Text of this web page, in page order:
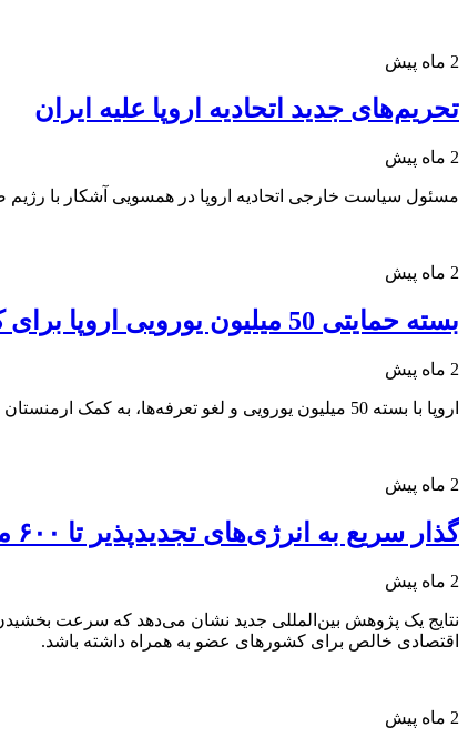
2 ماه پیش
تحریم‌های جدید اتحادیه اروپا علیه ایران
2 ماه پیش
مسئول سیاست خارجی اتحادیه اروپا در همسویی آشکار با رژیم
2 ماه پیش
بسته حمایتی 50 میلیون یورویی اروپا برای کمک ارمنستان در برابر تحریم‌های روسیه
2 ماه پیش
اروپا با بسته 50 میلیون یورویی و لغو تعرفه‌ها، به کمک ارمنستان در برابر تحریم‌های تجاری روسیه رفت.
2 ماه پیش
گذار سریع به انرژی‌های تجدیدپذیر تا ۶۰۰ میلیارد یورو برای اروپا سود دارد + نمودار
2 ماه پیش
اقتصادی خالص برای کشورهای عضو به همراه داشته باشد.
2 ماه پیش